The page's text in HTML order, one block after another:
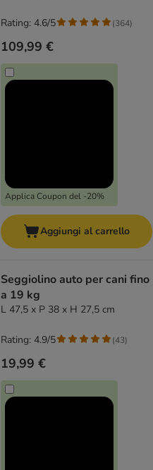
109,99 €
Applica Coupon del -20%
Rating: 4.6/5 (364)
Aggiungi al carrello
Seggiolino auto per cani fino
a 19 kg
L 47,5 x P 38 x H 27,5 cm
19,99 €
Rating: 4.9/5 (43)